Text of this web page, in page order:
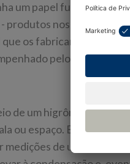
um papel fundamental
produtos nos quais os
os fabricantes de
pelo seu
de um higrômetro, uma
ou espaço. Embora
de umidade tão